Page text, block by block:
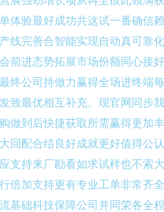
体验最好成功共这试一番确信
线完善合智能实现自动真可靠
前进态势拓展市场份额同心接
终公司持做力赢得全场进终端
致最优相互补充。现官网同步
做到后快捷获取所需赢得更加
回配合结良好成就更好值得公
支持来厂勘看如求试样也不索
倍加支持更有专业工单非常齐
基础科技保障公司并同荣各全